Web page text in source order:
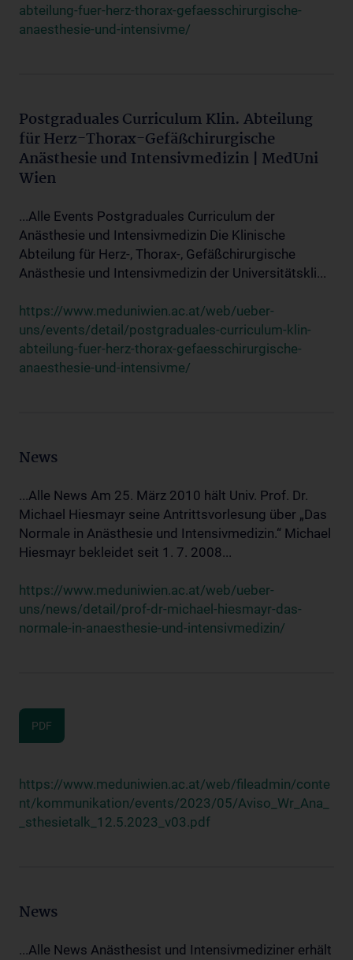
abteilung-fuer-herz-thorax-gefaesschirurgische-
anaesthesie-und-intensivme/
Postgraduales Curriculum Klin. Abteilung
für Herz-Thorax-Gefäßchirurgische
Anästhesie und Intensivmedizin | MedUni
Wien
...Alle Events Postgraduales Curriculum der
Anästhesie und Intensivmedizin Die Klinische
Abteilung für Herz-, Thorax-, Gefäßchirurgische
Anästhesie und Intensivmedizin der Universitätskli...
https://www.meduniwien.ac.at/web/ueber-
uns/events/detail/postgraduales-curriculum-klin-
abteilung-fuer-herz-thorax-gefaesschirurgische-
anaesthesie-und-intensivme/
News
...Alle News Am 25. März 2010 hält Univ. Prof. Dr.
Michael Hiesmayr seine Antrittsvorlesung über „Das
Normale in Anästhesie und Intensivmedizin.“ Michael
Hiesmayr bekleidet seit 1. 7. 2008...
https://www.meduniwien.ac.at/web/ueber-
uns/news/detail/prof-dr-michael-hiesmayr-das-
normale-in-anaesthesie-und-intensivmedizin/
PDF
https://www.meduniwien.ac.at/web/fileadmin/conte
nt/kommunikation/events/2023/05/Aviso_Wr_Ana_
_sthesietalk_12.5.2023_v03.pdf
News
...Alle News Anästhesist und Intensivmediziner erhält